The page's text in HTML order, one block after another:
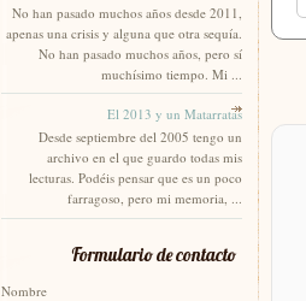
No han pasado muchos años desde 2011,
apenas una crisis y alguna que otra sequía.
No han pasado muchos años, pero sí
muchísimo tiempo. Mi ...
El 2013 y un Matarratas
Desde septiembre del 2005 tengo un
archivo en el que guardo todas mis
lecturas. Podéis pensar que es un poco
farragoso, pero mi memoria, ...
Formulario de contacto
Nombre